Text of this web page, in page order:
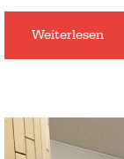
Weiterlesen